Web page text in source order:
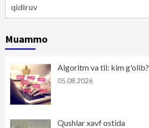
Muammo
Algoritm va til: kim g'olib?
05.08.2026
Qushlar xavf ostida